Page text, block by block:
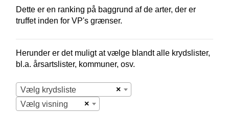
Dette er en ranking på baggrund af de arter, der er
truffet inden for VP's grænser.
Herunder er det muligt at vælge blandt alle krydslister,
bl.a. årsartslister, kommuner, osv.
×
Vælg krydsliste
×
Vælg visning